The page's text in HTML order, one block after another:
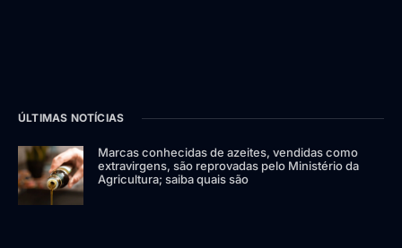
ÚLTIMAS NOTÍCIAS
Marcas conhecidas de azeites, vendidas como
extravirgens, são reprovadas pelo Ministério da
Agricultura; saiba quais são